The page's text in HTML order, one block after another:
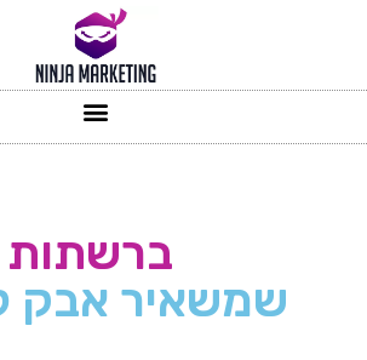
ברשתות
שמשאיר אבק